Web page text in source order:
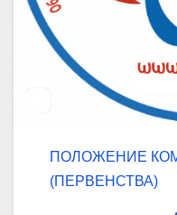
ПОЛОЖЕНИЕ
(ПЕРВЕНСТВА)